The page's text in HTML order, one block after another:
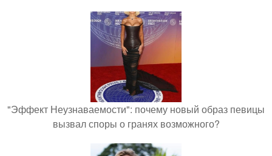
"Эффект Неузнаваемости": почему новый образ певицы
вызвал споры о гранях возможного?